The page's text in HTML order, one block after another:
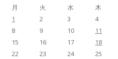
月
火 水 木
1
2 3 4
8
9 10 11
15
16 17 18
22
23 24 25